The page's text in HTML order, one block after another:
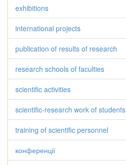
exhibitions
international projects
publication of results of research
research schools of faculties
scientific activities
scientific-research work of students
training of scientific personnel
конференції